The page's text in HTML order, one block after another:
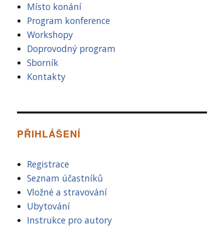
Místo konání
Program konference
Workshopy
Doprovodný program
Sborník
Kontakty
PŘIHLÁŠENÍ
Registrace
Seznam účastníků
Vložné a stravování
Ubytování
Instrukce pro autory